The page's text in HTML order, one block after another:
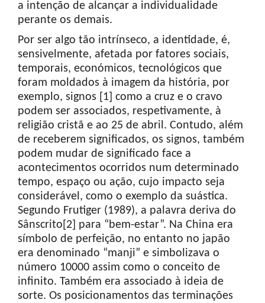
a intenção de alcançar a individualidade
perante os demais.
Por ser algo tão intrínseco, a identidade, é,
sensivelmente, afetada por fatores sociais,
temporais, económicos, tecnológicos que
foram moldados à imagem da história, por
exemplo, signos [1] como a cruz e o cravo
podem ser associados, respetivamente, à
religião cristã e ao 25 de abril. Contudo, além
de receberem significados, os signos, também
podem mudar de significado face a
acontecimentos ocorridos num determinado
tempo, espaço ou ação, cujo impacto seja
considerável, como o exemplo da suástica.
Segundo Frutiger (1989), a palavra deriva do
Sânscrito[2] para “bem-estar”. Na China era
símbolo de perfeição, no entanto no japão
era denominado “manji” e simbolizava o
número 10000 assim como o conceito de
infinito. Também era associado à ideia de
sorte. Os posicionamentos das terminações